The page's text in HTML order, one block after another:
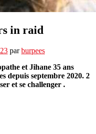
in raid
parburpees
et Jihane 35 ans
depuis septembre 2020. 2
et se challenger .